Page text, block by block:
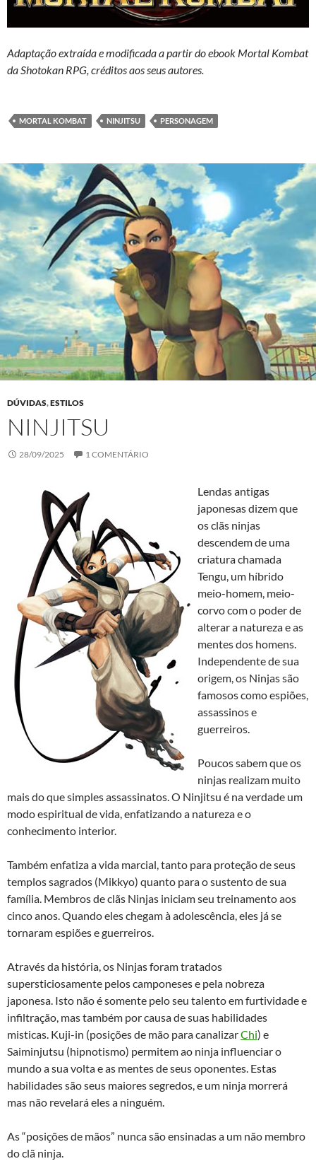
Adaptação extraída e modificada a partir do ebook Mortal Kombat
da Shotokan RPG, créditos aos seus autores.
MORTAL KOMBAT NINJITSU PERSONAGEM
DÚVIDAS,ESTILOS
NINJITSU
28/09/2025 1 COMENTÁRIO
Lendas antigas
japonesas dizem que
os clãs ninjas
descendem de uma
criatura chamada
Tengu, um híbrido
meio-homem, meio-
corvo com o poder de
alterar a natureza e as
mentes dos homens.
Independente de sua
origem, os Ninjas são
famosos como espiões,
assassinos e
guerreiros.
Poucos sabem que os
ninjas realizam muito
mais do que simples assassinatos. O Ninjitsu é na verdade um
modo espiritual de vida, enfatizando a natureza e o
conhecimento interior.
Também enfatiza a vida marcial, tanto para proteção de seus
templos sagrados (Mikkyo) quanto para o sustento de sua
família. Membros de clãs Ninjas iniciam seu treinamento aos
cinco anos. Quando eles chegam à adolescência, eles já se
tornaram espiões e guerreiros.
Através da história, os Ninjas foram tratados
supersticiosamente pelos camponeses e pela nobreza
japonesa. Isto não é somente pelo seu talento em furtividade e
infiltração, mas também por causa de suas habilidades
misticas. Kuji-in (posições de mão para canalizarChi) e
Saiminjutsu (hipnotismo) permitem ao ninja influenciar o
mundo a sua volta e as mentes de seus oponentes. Estas
habilidades são seus maiores segredos, e um ninja morrerá
mas não revelará eles a ninguém.
As “posições de mãos” nunca são ensinadas a um não membro
do clã ninja.